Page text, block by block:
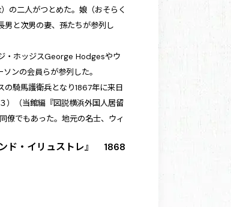
の二人がつとめた。娘（おそらく
と次男の妻、孫たちが参列し
・ホッジスGeorge Hodgesやウ
ンの会員らが参列した。
騎馬護衛兵となり1867年に来日
）（当館編『図説横浜外国人居留
僚でもあった。地元の名士、ウィ
ド・イリュストレ』 1868